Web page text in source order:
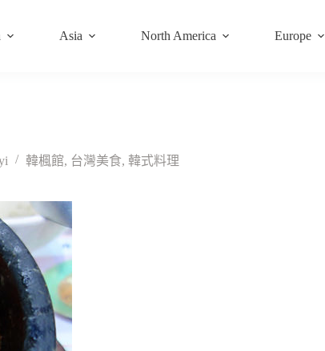
Asia North America Europe
韓楓館, 台灣美食,韓式料理